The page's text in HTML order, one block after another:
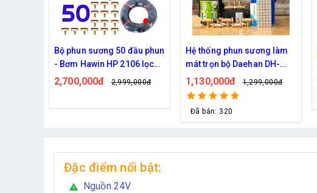
Hệ thống phun sương làm
mát trọn bộ Daehan DH-
6017 20 béc
1,130,000đ 1,299,000đ
Đã bán: 320
Bộ phun sương làm mát
Haita HP-3000 45 béc ( 50M
dây )
2,000,000đ 2,439,000đ
Đặc điểm nổi bật:
warning Nguồn 24V